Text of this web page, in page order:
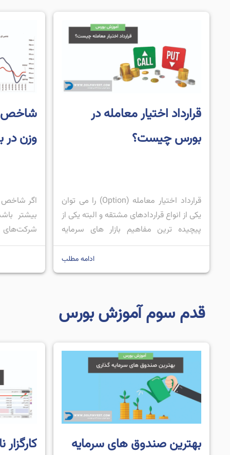
قرارداد اختیار معامله در
بورس چیست؟
قرارداد اختیار معامله (Option) را می توان
یکی از انواع قراردادهای مشتقه و البته یکی از
پیچیده ترین مفاهیم بازار های سرمایه
دانست که معامله گران و سرمایه گذاران در
بازار سرمایه می توانند از آن استفاده کنند.
قرارداد اختیار معامله یا آپشن را می توان به
ادامه مطلب
شاخص
وزن
اگر
بیشتر
بزرگ‌تر
نداشته
آن روز
قدم سوم آموزش بورس
بهترین صندوق های سرمایه